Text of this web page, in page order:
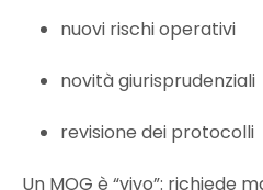
nuovi rischi operativi
novità giurisprudenziali
revisione dei protocolli
Un MOG è “vivo”: richiede